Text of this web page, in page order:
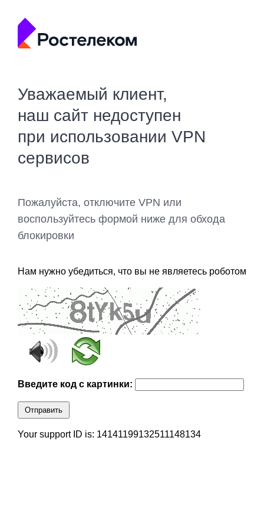
Уважаемый клиент,
наш сайт недоступен
при использовании VPN
сервисов
Пожалуйста, отключите VPN или
воспользуйтесь формой ниже для обхода
блокировки
Нам нужно убедиться, что вы не являетесь роботом
Введите код с картинки:
Отправить
Your support ID is: 14141199132511148134